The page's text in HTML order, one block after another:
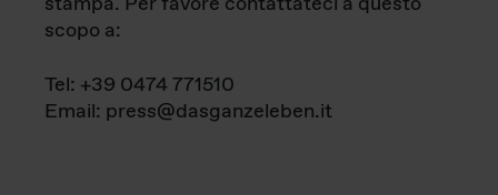
scopo a:
Tel: +39 0474 771510
Email: press@dasganzeleben.it